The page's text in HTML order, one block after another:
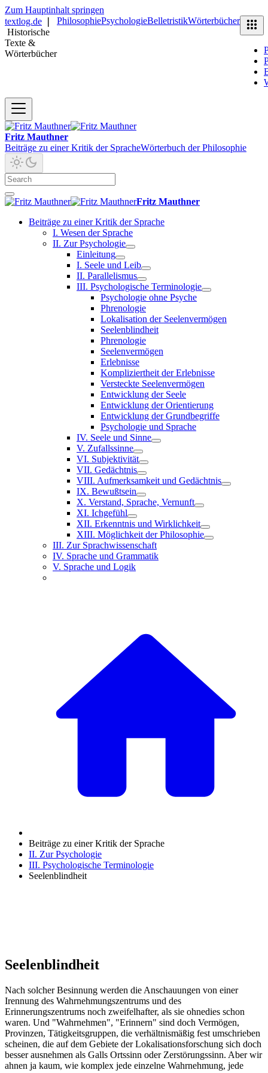
Zum Hauptinhalt springen
textlog.de
Historische
Texte &
Wörterbücher
PhilosophiePsychologieBelletristikWörterbücher
Fritz Mauthner
Beiträge zu einer Kritik der SpracheWörterbuch der Philosophie
Fritz Mauthner
Beiträge zu einer Kritik der Sprache
I. Wesen der Sprache
II. Zur Psychologie
Einleitung
I. Seele und Leib
II. Parallelismus
III. Psychologische Terminologie
Psychologie ohne Psyche
Phrenologie
Lokalisation der Seelenvermögen
Seelenblindheit
Phrenologie
Seelenvermögen
Erlebnisse
Kompliziertheit der Erlebnisse
Versteckte Seelenvermögen
Entwicklung der Seele
Entwicklung der Orientierung
Entwicklung der Grundbegriffe
Psychologie und Sprache
IV. Seele und Sinne
V. Zufallssinne
VI. Subjektivität
VII. Gedächtnis
VIII. Aufmerksamkeit und Gedächtnis
IX. Bewußtsein
X. Verstand, Sprache, Vernunft
XI. Ichgefühl
XII. Erkenntnis und Wirklichkeit
XIII. Möglichkeit der Philosophie
III. Zur Sprachwissenschaft
IV. Sprache und Grammatik
V. Sprache und Logik
Beiträge zu einer Kritik der Sprache
II. Zur Psychologie
III. Psychologische Terminologie
Seelenblindheit
Seelenblindheit
Nach solcher Besinnung werden die Anschauungen von einer
Irennung des Wahrnehmungszentrums und des
Erinnerungszentrums noch zweifelhafter, als sie ohnedies schon
waren. Und "Wahrnehmen", "Erinnern" sind doch Vermögen,
Provinzen, Tätigkeitsgruppen, die verhältnismäßig fest umschrieben
scheinen, die auf dem Gebiete der Lokalisationsforschung sich doch
besser ausnehmen als Galls Ortssinn oder Zerstörungssinn. Aber wir
ahnen ja kaum, wie komplex jede einzelne Wahrnehmung, jede